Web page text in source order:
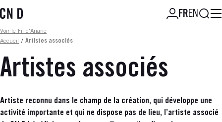
au
principal
FREN
Fil d'ariane
Voir le Fil d'Ariane
Accueil
/ Artistes associés
Artistes associés
Artiste reconnu dans le champ de la création, qui développe une
activité importante et qui ne dispose pas de lieu, l’artiste associé